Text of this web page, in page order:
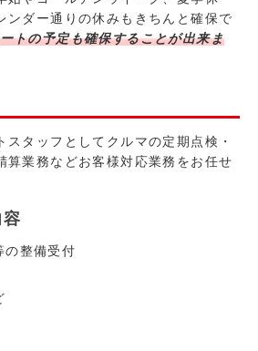
ンダー通りの休みもきちんと確保で
トの予定も確保することが出来ま
スタッフとしてクルマの定期点検・
算業務などお客様対応業務をお任せ
の整備受付